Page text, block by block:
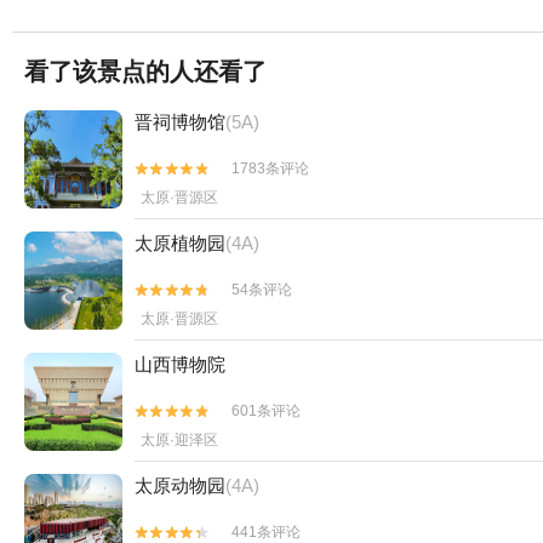
看了该景点的人还看了
晋祠博物馆(5A)


1783条评论
太原·晋源区
太原植物园(4A)


54条评论
太原·晋源区
山西博物院


601条评论
太原·迎泽区
太原动物园(4A)

 441条评论